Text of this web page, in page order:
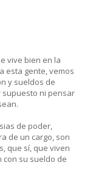
vive bien en la
esta gente, vemos
y sueldos de
supuesto ni pensar
de poder,
de un cargo, son
que sí, que viven
con su sueldo de